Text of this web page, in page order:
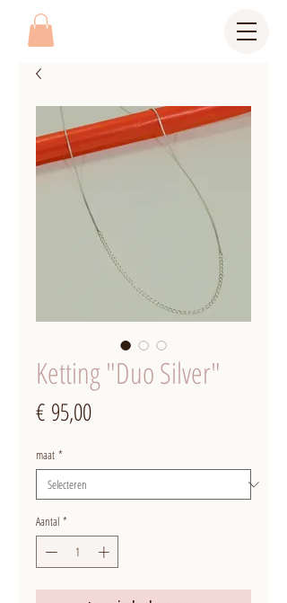
Ketting "Duo Silver"
€ 95,00Prijs
maat *
Aantal *